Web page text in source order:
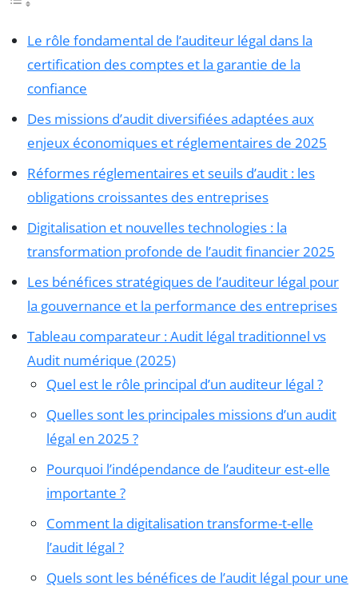
Le rôle fondamental de l’auditeur légal dans la
certification des comptes et la garantie de la
confiance
Des missions d’audit diversifiées adaptées aux
enjeux économiques et réglementaires de 2025
Réformes réglementaires et seuils d’audit : les
obligations croissantes des entreprises
Digitalisation et nouvelles technologies : la
transformation profonde de l’audit financier 2025
Les bénéfices stratégiques de l’auditeur légal pour
la gouvernance et la performance des entreprises
Tableau comparateur : Audit légal traditionnel vs
Audit numérique (2025)
Quel est le rôle principal d’un auditeur légal ?
Quelles sont les principales missions d’un audit
légal en 2025 ?
Pourquoi l’indépendance de l’auditeur est-elle
importante ?
Comment la digitalisation transforme-t-elle
l’audit légal ?
Quels sont les bénéfices de l’audit légal pour une